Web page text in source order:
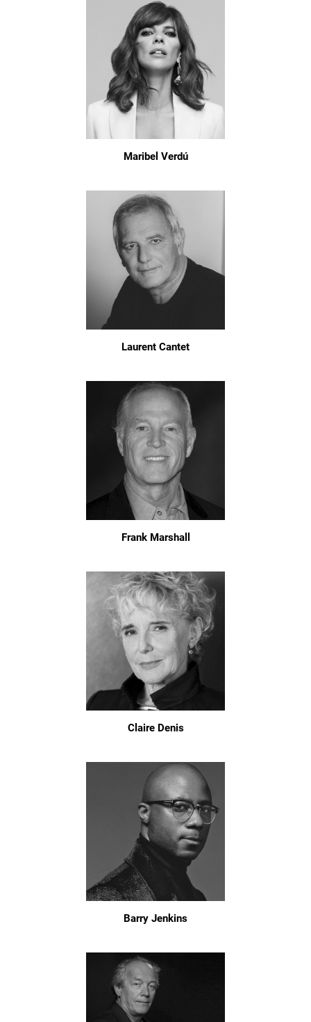
Maribel Verdú
Laurent Cantet
Frank Marshall
Claire Denis
Barry Jenkins